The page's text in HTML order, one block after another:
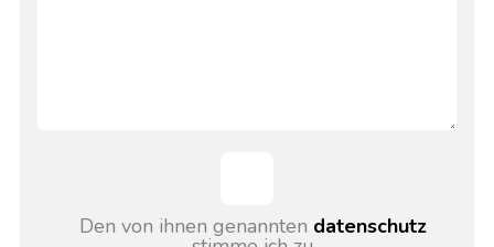
Den von ihnen genannten datenschutz